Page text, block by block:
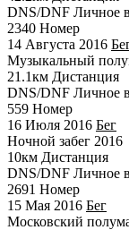
DNS/DNF Личное
2340 Номер
14 Августа 2016
Музыкальный
21.1км Дистанция
DNS/DNF Личное
559 Номер
16 Июля 2016 Бег
Ночной забег 2016
10км Дистанция
DNS/DNF Личное
2691 Номер
15 Мая 2016 Бег
Московский